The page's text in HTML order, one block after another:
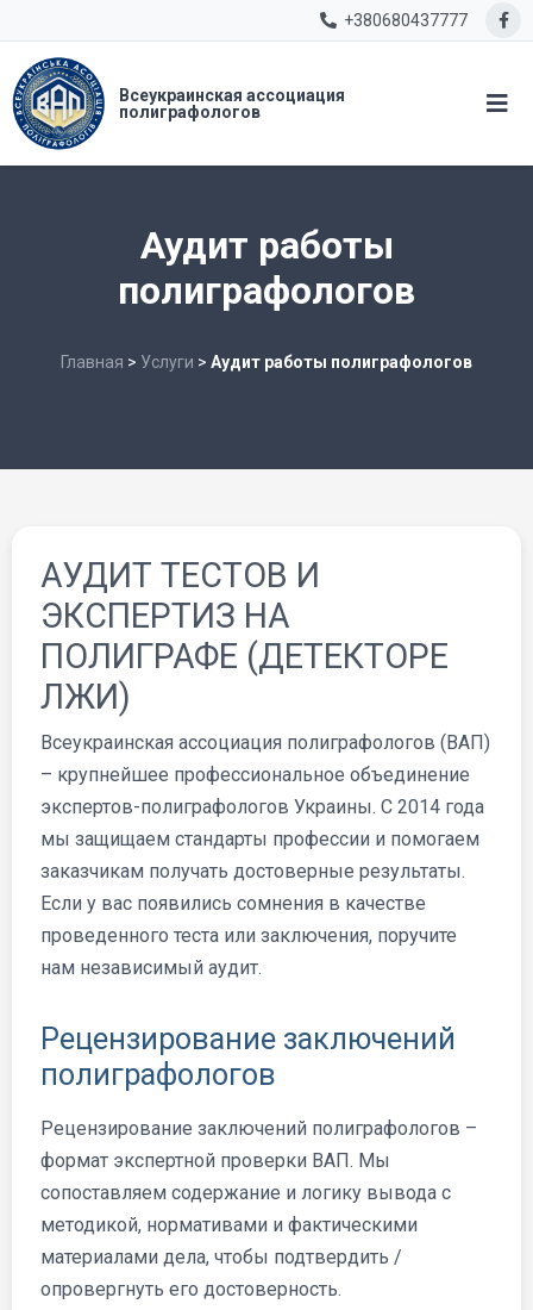
+380680437777
Всеукраинская ассоциация
полиграфологов
Аудит работы
полиграфологов
Главная > Услуги > Аудит работы полиграфологов
АУДИТ ТЕСТОВ И
ЭКСПЕРТИЗ НА
ПОЛИГРАФЕ (ДЕТЕКТОРЕ
ЛЖИ)
Всеукраинская ассоциация полиграфологов (ВАП)
– крупнейшее профессиональное объединение
экспертов-полиграфологов Украины. С 2014 года
мы защищаем стандарты профессии и помогаем
заказчикам получать достоверные результаты.
Если у вас появились сомнения в качестве
проведенного теста или заключения, поручите
нам независимый аудит.
Рецензирование заключений
полиграфологов
Рецензирование заключений полиграфологов –
формат экспертной проверки ВАП. Мы
сопоставляем содержание и логику вывода с
методикой, нормативами и фактическими
материалами дела, чтобы подтвердить /
опровергнуть его достоверность.